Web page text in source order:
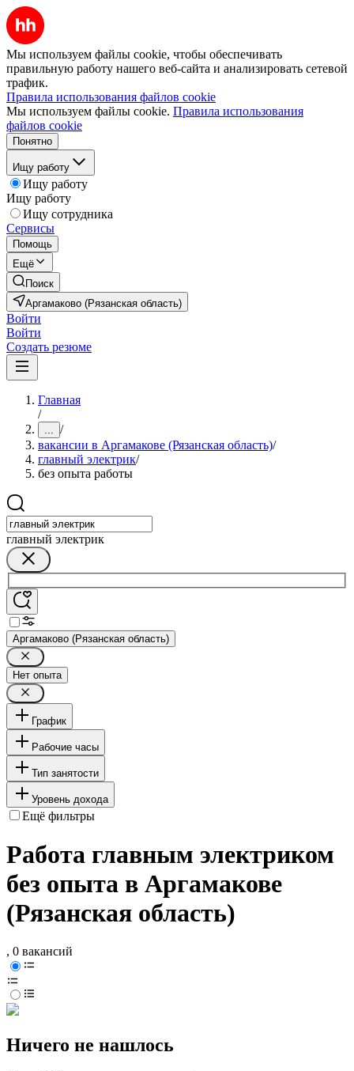
Мы используем файлы cookie, чтобы обеспечивать
правильную работу нашего веб-сайта и анализировать сетевой
трафик.
Правила использования файлов cookie
Мы используем файлы cookie. Правила использования
файлов cookie
Понятно
Ищу работу
Ищу работу
Ищу работу
Ищу сотрудника
Сервисы
Помощь
Ещё
Поиск
Аргамаково (Рязанская область)
Войти
Войти
Создать резюме
Главная
/
... /
вакансии в Аргамакове (Рязанская область)/
главный электрик/
без опыта работы
главный электрик
Аргамаково (Рязанская область)
Нет опыта
График
Рабочие часы
Тип занятости
Уровень дохода
Ещё фильтры
Работа главным электриком
без опыта в Аргамакове
(Рязанская область)
, 0 вакансий
Ничего не нашлось